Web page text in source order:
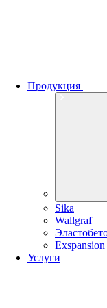
Продукция
Sika
Wallgraf
Exspansion
Услуги